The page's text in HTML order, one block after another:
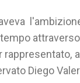
rappresentato,
Diego